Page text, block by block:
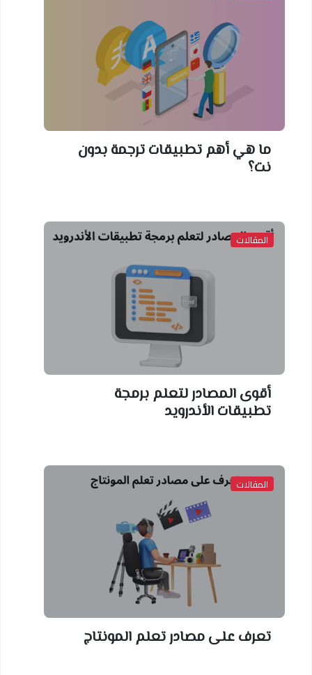
ما هي أهم تطبيقات ترجمة بدون
نت؟
المقالات
أقوى المصادر لتعلم برمجة
تطبيقات الأندرويد
المقالات
تعرف على مصادر تعلم المونتاج